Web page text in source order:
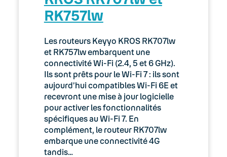
03. Accès Internet
04. Téléphonie fixe
05. Téléphonie Mobile
06. Cybersécurité
Keyyo Connect
Keyyo Visio
RK757lw
Les routeurs Keyyo KROS RK707lw
et RK757lw embarquent une
connectivité Wi-Fi (2.4, 5 et 6 GHz).
Ils sont prêts pour le Wi-Fi 7 : ils sont
aujourd’hui compatibles Wi-Fi 6E et
recevront une mise à jour logicielle
pour activer les fonctionnalités
spécifiques au Wi-Fi 7. En
complément, le routeur RK707lw
embarque une connectivité 4G
tandis…